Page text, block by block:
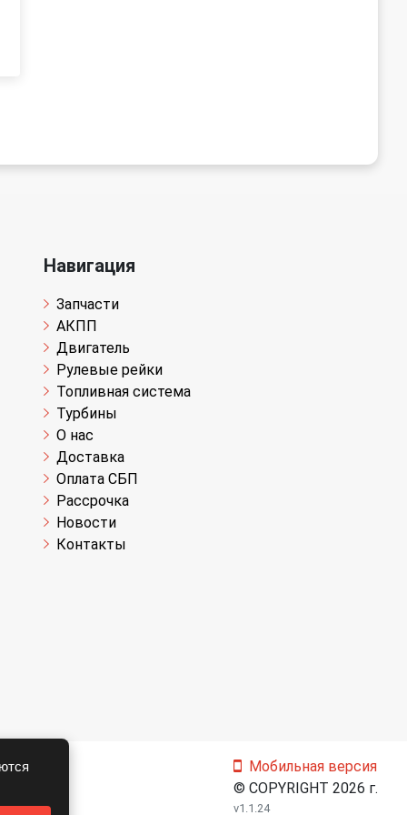
Навигация
Запчасти
АКПП
Двигатель
Рулевые рейки
Топливная система
Турбины
О нас
Доставка
Оплата СБП
Рассрочка
Новости
Контакты
Мобильная версия
© COPYRIGHT 2026 г.
v1.1.24